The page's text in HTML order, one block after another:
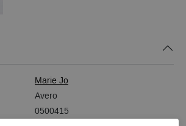
Marie Jo
Avero
0500415